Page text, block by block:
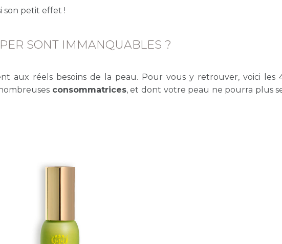
son petit effet !
SONT IMMANQUABLES ?
aux réels besoins de la peau. Pour vous y retrouver, voici les
consommatrices, et dont votre peau ne pourra plus